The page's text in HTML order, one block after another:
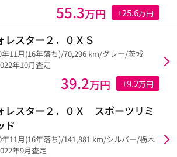
55.3万円 +25.6万円
レスター２．０ＸＳ
年11月(16年落ち)/70,296 km/グレー/茨城
年10月査定
39.2万円 +9.2万円
レスター２．０Ｘ スポーツリミ
ド
年11月(16年落ち)/141,881 km/シルバー/栃木
年9月査定